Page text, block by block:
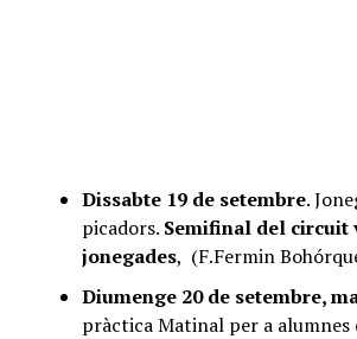
Dissabte 19 de setembre.
picadors. Semifinal del circuit
jonegades, (F.Fermin
Diumenge 20 de setembre,
pràctica Matinal per a alumnes